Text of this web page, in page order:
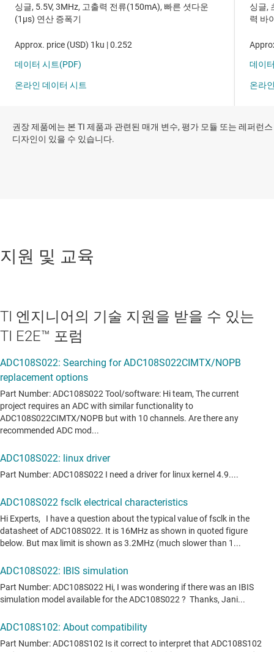
권장 제품에는 본 TI 제품과 관련된 매개 변수, 평가 모듈 또는 레퍼런스
디자인이 있을 수 있습니다.
지원 및 교육
TI 엔지니어의 기술 지원을 받을 수 있는
TI E2E™ 포럼